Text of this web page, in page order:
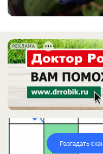
РЕКЛАМА
Разгадать